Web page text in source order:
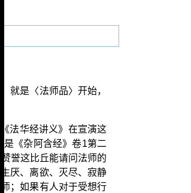
就是〈法师品〉开始，
法华经讲义》在宣演这
是《杂阿含经》卷1第二
誉这比丘能请问法师的
厌、离欲、灭尽、寂静
；如果有人对于受想行